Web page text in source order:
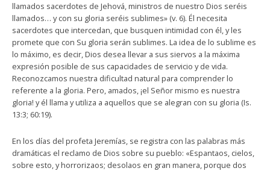
llamados sacerdotes de Jehová, ministros de nuestro Dios seréis
llamados… y con su gloria seréis sublimes» (v. 6). Él necesita
sacerdotes que intercedan, que busquen intimidad con él, y les
promete que con Su gloria serán sublimes. La idea de lo sublime es
lo máximo, es decir, Dios desea llevar a sus siervos a la máxima
expresión posible de sus capacidades de servicio y de vida.
Reconozcamos nuestra dificultad natural para comprender lo
referente a la gloria. Pero, amados, ¡el Señor mismo es nuestra
gloria! y él llama y utiliza a aquellos que se alegran con su gloria (Is.
13:3; 60:19).
En los días del profeta Jeremías, se registra con las palabras más
dramáticas el reclamo de Dios sobre su pueblo: «Espantaos, cielos,
sobre esto, y horrorizaos; desolaos en gran manera, porque dos